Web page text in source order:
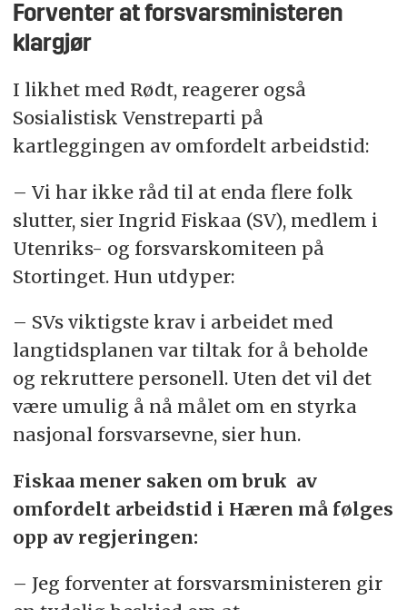
Forventer at forsvarsministeren
klargjør
I likhet med Rødt, reagerer også
Sosialistisk Venstreparti på
kartleggingen av omfordelt arbeidstid:
– Vi har ikke råd til at enda flere folk
slutter, sier Ingrid Fiskaa (SV), medlem i
Utenriks- og forsvarskomiteen på
Stortinget. Hun utdyper:
– SVs viktigste krav i arbeidet med
langtidsplanen var tiltak for å beholde
og rekruttere personell. Uten det vil det
være umulig å nå målet om en styrka
nasjonal forsvarsevne, sier hun.
Fiskaa mener saken om bruk av
omfordelt arbeidstid i Hæren må følges
opp av regjeringen:
– Jeg forventer at forsvarsministeren gir